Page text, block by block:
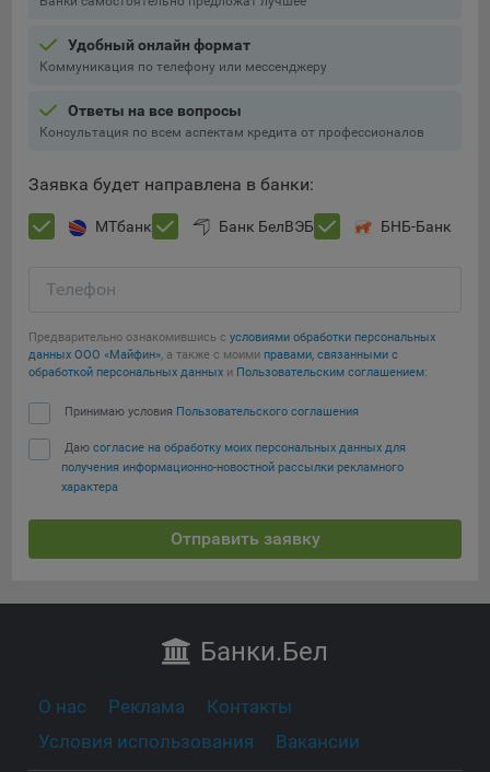
Удобный онлайн формат
Коммуникация по телефону или мессенджеру
Ответы на все вопросы
Консультация по всем аспектам кредита от профессионалов
Заявка будет направлена в банки:
МТбанк Банк БелВЭБ БНБ-Банк
Телефон
Предварительно ознакомившись с условиями обработки персональных
данных ООО «Майфин», а также с моими правами, связанными с
обработкой персональных данных и Пользовательским соглашением:
Принимаю условия Пользовательского соглашения
Даю согласие на обработку моих персональных данных для
получения информационно-новостной рассылки рекламного
характера
Отправить заявку
Банки.Бел
О нас Реклама
Контакты
Условия использования
Вакансии